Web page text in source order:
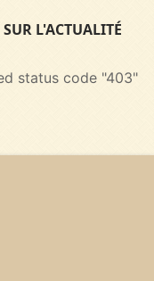
L'ACTUALITÉ
status code "403"